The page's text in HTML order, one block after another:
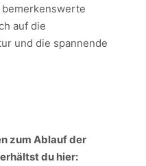
auf die
und die spannende
zum Ablauf der
du hier: